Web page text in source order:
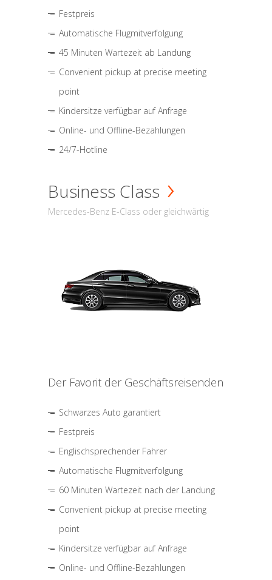
Festpreis
Automatische Flugmitverfolgung
45 Minuten Wartezeit ab Landung
Convenient pickup at precise meeting
point
Kindersitze verfügbar auf Anfrage
Online- und Offline-Bezahlungen
24/7-Hotline
Business Class
Mercedes-Benz E-Class oder gleichwärtig
Der Favorit der Geschäftsreisenden
Schwarzes Auto garantiert
Festpreis
Englischsprechender Fahrer
Automatische Flugmitverfolgung
60 Minuten Wartezeit nach der Landung
Convenient pickup at precise meeting
point
Kindersitze verfügbar auf Anfrage
Online- und Offline-Bezahlungen